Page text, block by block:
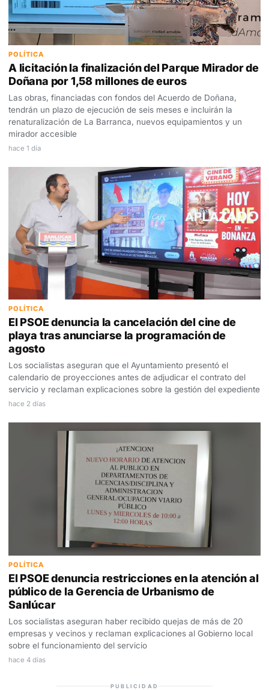
POLÍTICA
A licitación la finalización del Parque Mirador de
Doñana por 1,58 millones de euros
Las obras, financiadas con fondos del Acuerdo de Doñana,
tendrán un plazo de ejecución de seis meses e incluirán la
renaturalización de La Barranca, nuevos equipamientos y un
mirador accesible
hace 1 día
POLÍTICA
El PSOE denuncia la cancelación del cine de
playa tras anunciarse la programación de
agosto
Los socialistas aseguran que el Ayuntamiento presentó el
calendario de proyecciones antes de adjudicar el contrato del
servicio y reclaman explicaciones sobre la gestión del expediente
hace 2 días
POLÍTICA
El PSOE denuncia restricciones en la atención al
público de la Gerencia de Urbanismo de
Sanlúcar
Los socialistas aseguran haber recibido quejas de más de 20
empresas y vecinos y reclaman explicaciones al Gobierno local
sobre el funcionamiento del servicio
hace 4 días
PUBLICIDAD